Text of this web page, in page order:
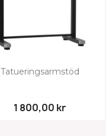
Tatueringsarmstöd
1 800,00 kr